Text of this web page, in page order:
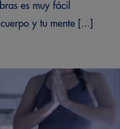
es muy fácil
y tu mente [...]